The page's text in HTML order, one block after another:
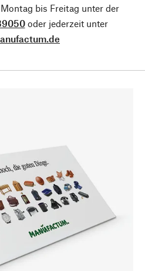
bis Freitag unter der
oder jederzeit unter